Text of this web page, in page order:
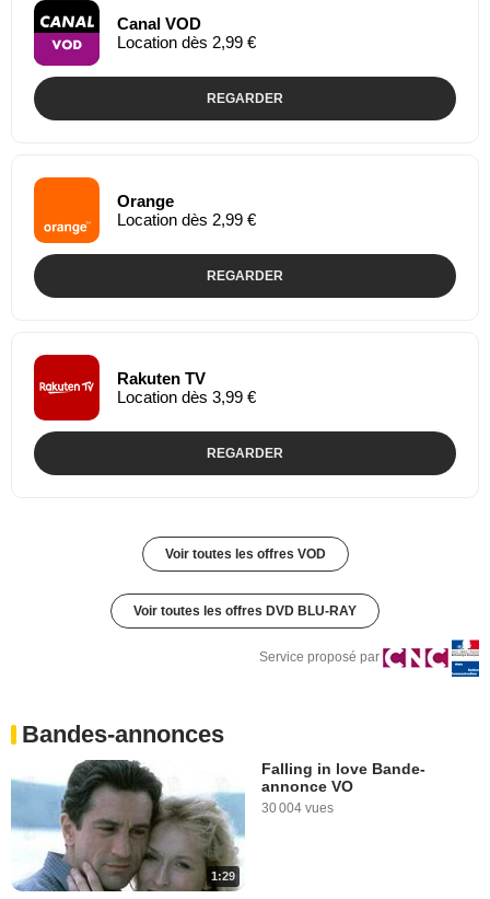
Canal VOD
Location dès 2,99 €
REGARDER
Orange
Location dès 2,99 €
REGARDER
Rakuten TV
Location dès 3,99 €
REGARDER
Voir toutes les offres VOD
Voir toutes les offres DVD BLU-RAY
Service proposé par
Bandes-annonces
1:29
Falling in love Bande-
annonce VO
30 004 vues